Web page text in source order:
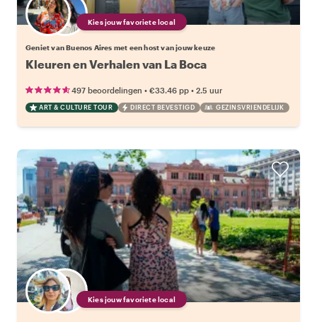
Kies jouw favoriete local
Geniet van Buenos Aires met een host van jouw keuze
Kleuren en Verhalen van La Boca
497 beoordelingen • €33.46 pp • 2.5 uur
ART & CULTURE TOUR DIRECT BEVESTIGD GEZINSVRIENDELIJK
Kies jouw favoriete local